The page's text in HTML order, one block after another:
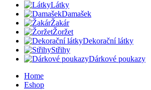
Látky
Damašek
Žakár
Žoržet
Dekorační látky
Střihy
Dárkové poukazy
Home
Eshop